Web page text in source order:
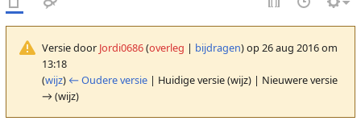
Versie door Jordi0686(overleg | bijdragen)op 26 aug 2016 om
13:18
(wijz) ← Oudere versie| Huidige versie (wijz) | Nieuwere versie
→ (wijz)